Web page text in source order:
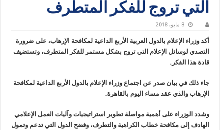
التي تروج للفكر المتطرف
8 مايو، 2018
أكد وزراء الإعلام بالدول العربية الأربع الداعية لمكافحة الإرهاب، على ضرورة
التصدي لوسائل الإعلام التي تروج بشكل مستمر للفكر المتطرف، وتستضيف
قادة هذا الفكر.
جاء ذلك في بيان صدر عن اجتماع وزراء الإعلام بالدول الأربع الداعية لمكافحة
الإرهاب والذي عقد مساء اليوم بالقاهرة.
وشدد الوزراء على أهمية مواصلة تطوير استراتيجيات وآليات العمل الإعلامي
الهادف إلى مكافحة خطاب الكراهية والتطرف، وفضح الدول التي تدعم وتمول